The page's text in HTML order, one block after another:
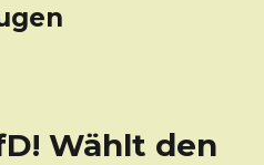
Wählt den